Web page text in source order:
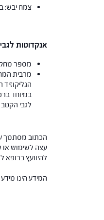
צמח יבש: בחליטה,
אנקדוטות
מספר
לגבי
הכתוב מסתמך
עצה לשימוש או
להיוועץ
המידע הינו